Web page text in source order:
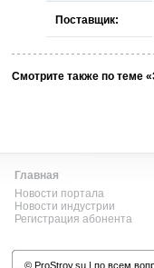
Поставщик:
Смотрите также по теме
Главная
Новости портала
Новости индустрии
Регистрация абонента
©ProStroy.su | по всем